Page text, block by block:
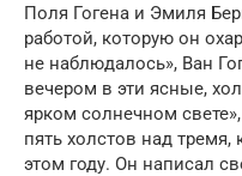
Поля Гогена и Эмиля
работой, которую он
не наблюдалось», Ван
вечером в эти ясные,
ярком солнечном
пять холстов над
этом году. Он написал